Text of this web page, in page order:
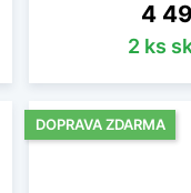
Cena
4
2 ks
DOPRAVA ZDARMA